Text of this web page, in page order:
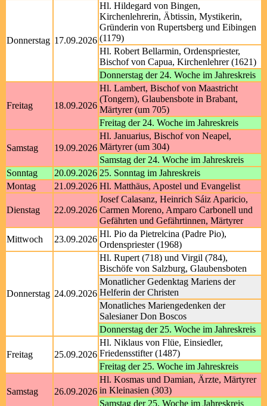
Donnerstag 17.09.2026
Hl. Hildegard von Bingen,
Kirchenlehrerin, Äbtissin, Mystikerin,
Gründerin von Rupertsberg und Eibingen
(1179)
Hl. Robert Bellarmin, Ordenspriester,
Bischof von Capua, Kirchenlehrer (1621)
Donnerstag der 24. Woche im Jahreskreis
Freitag 18.09.2026
Hl. Lambert, Bischof von Maastricht
(Tongern), Glaubensbote in Brabant,
Märtyrer (um 705)
Freitag der 24. Woche im Jahreskreis
Samstag 19.09.2026
Hl. Januarius, Bischof von Neapel,
Märtyrer (um 304)
Samstag der 24. Woche im Jahreskreis
Sonntag
20.09.2026 25. Sonntag im Jahreskreis
Montag
21.09.2026 Hl. Matthäus, Apostel und Evangelist
Dienstag 22.09.2026
Josef Calasanz, Heinrich Sáiz Aparicio,
Carmen Moreno, Amparo Carbonell und
Gefährten und Gefährtinnen, Märtyrer
Mittwoch
23.09.2026
Hl. Pio da Pietrelcina (Padre Pio),
Ordenspriester (1968)
Donnerstag 24.09.2026
Hl. Rupert (718) und Virgil (784),
Bischöfe von Salzburg, Glaubensboten
Monatlicher Gedenktag Mariens der
Helferin der Christen
Monatliches Mariengedenken der
Salesianer Don Boscos
Donnerstag der 25. Woche im Jahreskreis
Freitag 25.09.2026
Hl. Niklaus von Flüe, Einsiedler,
Friedensstifter (1487)
Freitag der 25. Woche im Jahreskreis
Samstag 26.09.2026
Hl. Kosmas und Damian, Ärzte, Märtyrer
in Kleinasien (303)
Samstag der 25. Woche im Jahreskreis